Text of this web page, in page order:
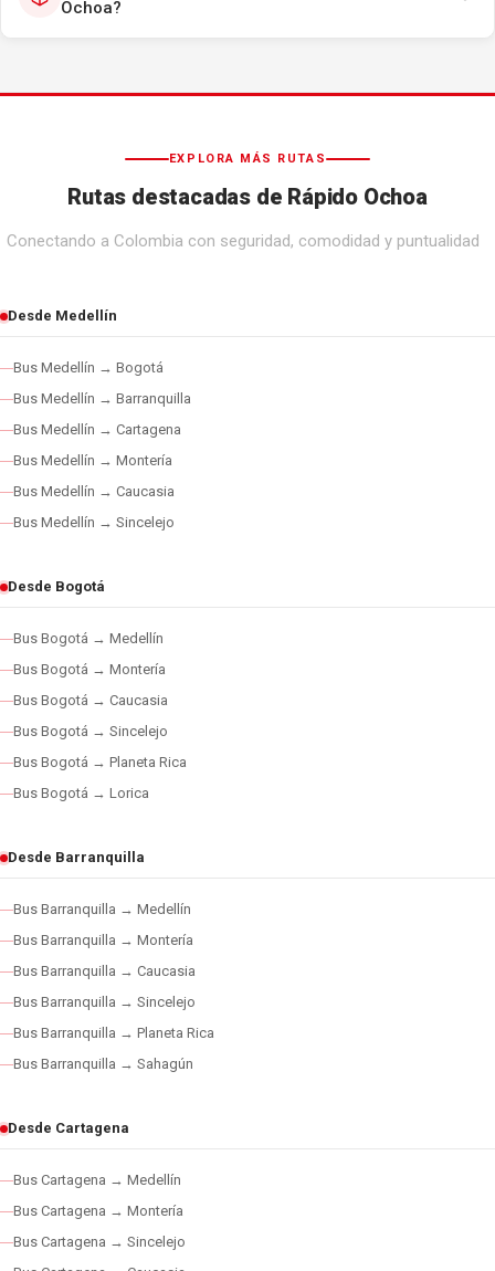
Ochoa?
EXPLORA MÁS RUTAS
Rutas destacadas de Rápido Ochoa
Conectando a Colombia con seguridad, comodidad y puntualidad
Desde Medellín
Bus Medellín → Bogotá
Bus Medellín → Barranquilla
Bus Medellín → Cartagena
Bus Medellín → Montería
Bus Medellín → Caucasia
Bus Medellín → Sincelejo
Desde Bogotá
Bus Bogotá → Medellín
Bus Bogotá → Montería
Bus Bogotá → Caucasia
Bus Bogotá → Sincelejo
Bus Bogotá → Planeta Rica
Bus Bogotá → Lorica
Desde Barranquilla
Bus Barranquilla → Medellín
Bus Barranquilla → Montería
Bus Barranquilla → Caucasia
Bus Barranquilla → Sincelejo
Bus Barranquilla → Planeta Rica
Bus Barranquilla → Sahagún
Desde Cartagena
Bus Cartagena → Medellín
Bus Cartagena → Montería
Bus Cartagena → Sincelejo